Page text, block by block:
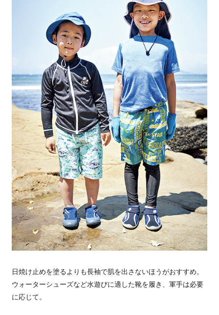
日焼け止めを塗るよりも長袖で肌を出さないほうがおすすめ。
ウォーターシューズなど水遊びに適した靴を履き、軍手は必要
に応じて。